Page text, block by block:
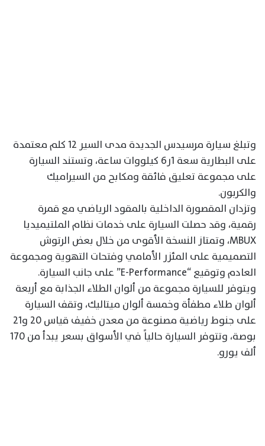
وتبلغ سيارة مرسيدس الجديدة مدى السير 12 كلم معتمدة
على البطارية سعة 1ر6 كيلووات ساعة، وتستند السيارة
على مجموعة تعليق فائقة ومكابح من السيراميك
والكربون.
وتزدان المقصورة الداخلية بالمقود الرياضي مع قمرة
رقمية، وقد حصلت السيارة على خدمات نظام الملتيميديا
MBUX، وتمتاز النسخة الأقوى من خلال بعض الرتوش
التصميمية على المئزر الأمامي وفتحات التهوية ومجموعة
العادم وتوقيع “E-Performance” على جانب السيارة.
ويتوفر للسيارة مجموعة من ألوان الطلاء الجذابة مع أربعة
ألوان طلاء مطفأة وخمسة ألوان ميتاليك، وتقف السيارة
على جنوط رياضية مصنوعة من معدن خفيف قياس 20 و21
بوصة، وتتوفر السيارة حالياً في الأسواق بسعر يبدأ من 170
ألف يورو.